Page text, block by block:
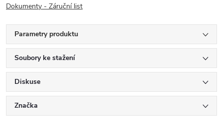
Dokumenty - Záruční list
Parametry produktu
Soubory ke stažení
Diskuse
Značka